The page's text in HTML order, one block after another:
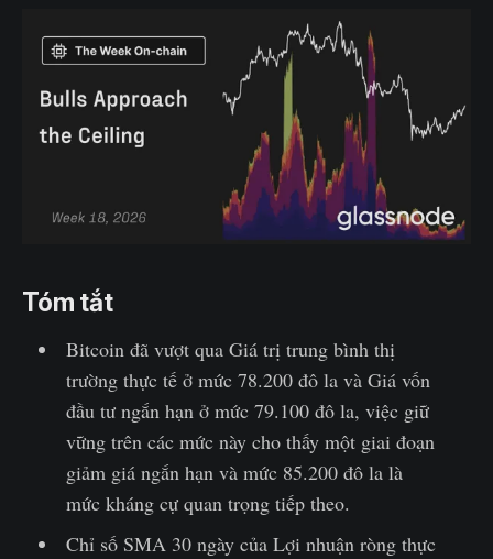
Tóm tắt
Bitcoin đã vượt qua Giá trị trung bình thị
trường thực tế ở mức 78.200 đô la và Giá vốn
đầu tư ngắn hạn ở mức 79.100 đô la, việc giữ
vững trên các mức này cho thấy một giai đoạn
giảm giá ngắn hạn và mức 85.200 đô la là
mức kháng cự quan trọng tiếp theo.
Chỉ số SMA 30 ngày của Lợi nhuận ròng thực